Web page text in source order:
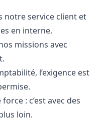
notre service client et
en interne.
missions avec
l’exigence est
: c’est avec des
loin.